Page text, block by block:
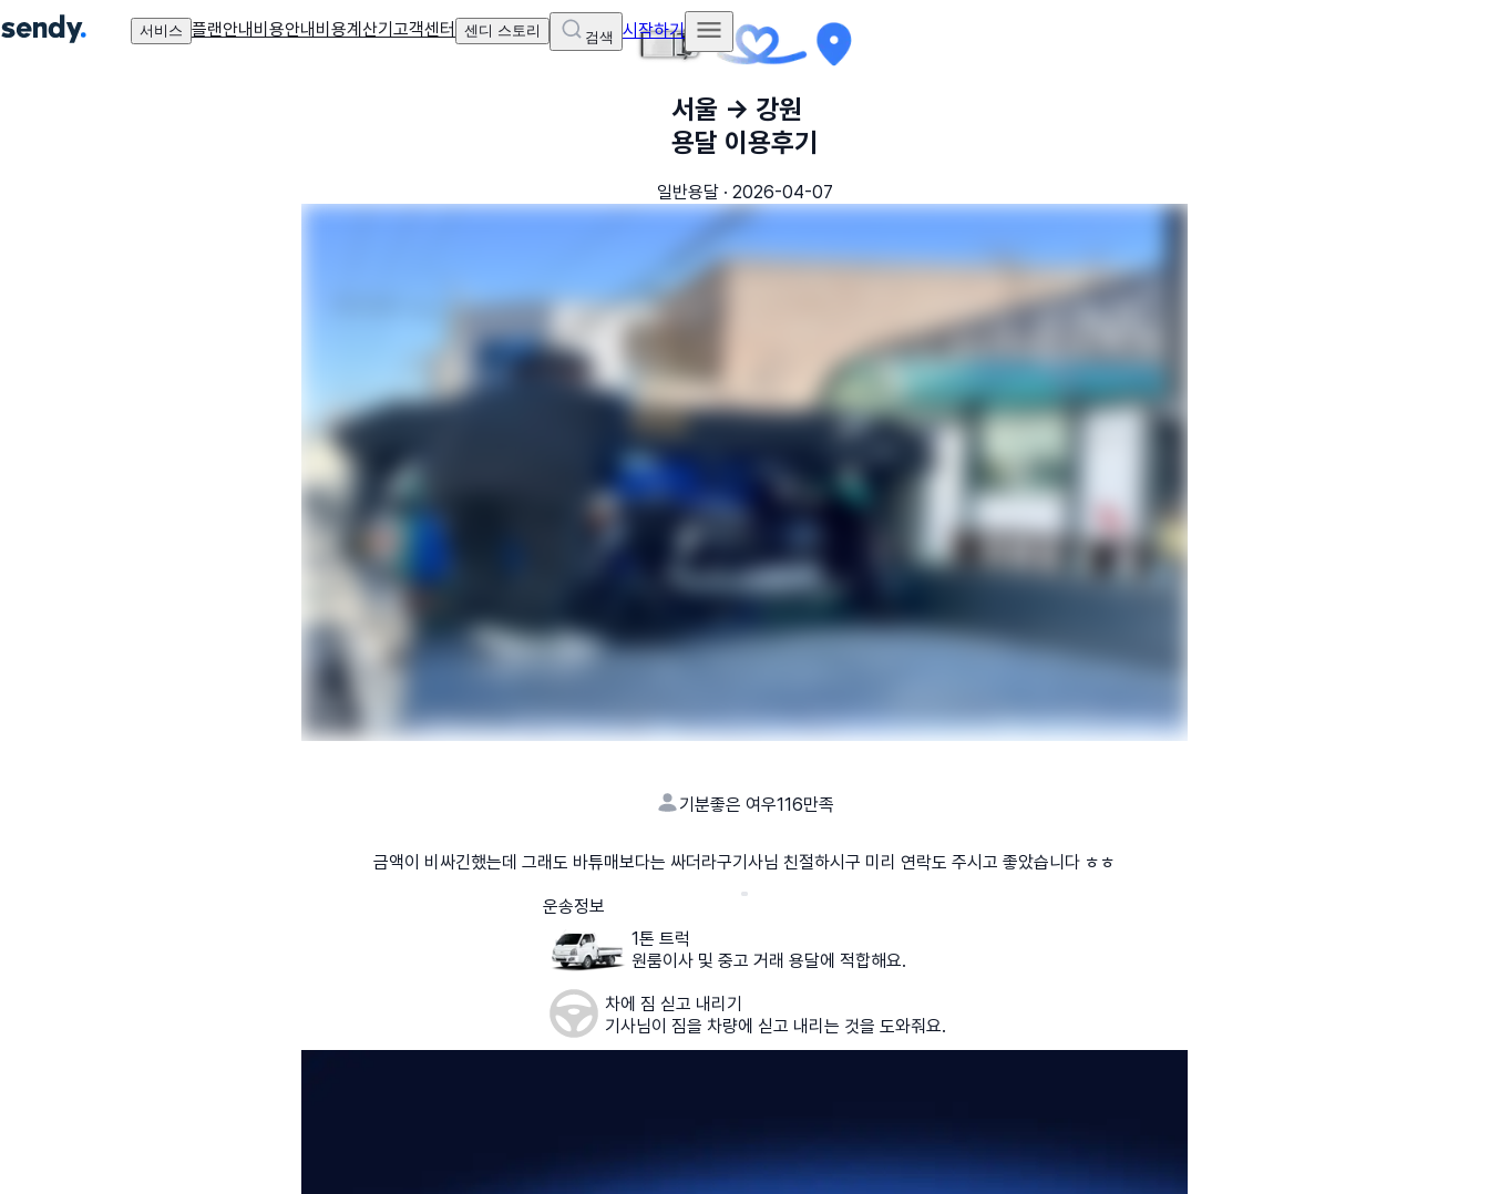
서비스 플랜안내비용안내비용계산기고객센터 센디 스토리 검색 시작하기
서울 → 강원
용달 이용후기
일반용달· 2026-04-07
기분좋은 여우116만족
금액이 비싸긴했는데 그래도 바튜매보다는 싸더라구기사님 친절하시구 미리 연락도 주시고 좋았습니다 ㅎㅎ
운송정보
1톤 트럭
원룸이사 및 중고 거래 용달에 적합해요.
차에 짐 싣고 내리기
기사님이 짐을 차량에 싣고 내리는 것을 도와줘요.